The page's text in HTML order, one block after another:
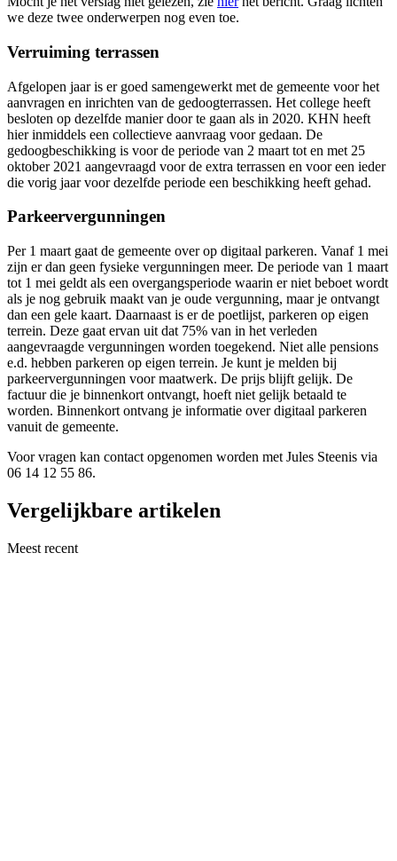
we deze twee onderwerpen nog even toe.
Verruiming terrassen
Afgelopen jaar is er goed samengewerkt met de gemeente voor het
aanvragen en inrichten van de gedoogterrassen. Het college heeft
besloten op dezelfde manier door te gaan als in 2020. KHN heeft
hier inmiddels een collectieve aanvraag voor gedaan. De
gedoogbeschikking is voor de periode van 2 maart tot en met 25
oktober 2021 aangevraagd voor de extra terrassen en voor een ieder
die vorig jaar voor dezelfde periode een beschikking heeft gehad.
Parkeervergunningen
Per 1 maart gaat de gemeente over op digitaal parkeren. Vanaf 1 mei
zijn er dan geen fysieke vergunningen meer. De periode van 1 maart
tot 1 mei geldt als een overgangsperiode waarin er niet beboet wordt
als je nog gebruik maakt van je oude vergunning, maar je ontvangt
dan een gele kaart. Daarnaast is er de poetlijst, parkeren op eigen
terrein. Deze gaat ervan uit dat 75% van in het verleden
aangevraagde vergunningen worden toegekend. Niet alle pensions
e.d. hebben parkeren op eigen terrein. Je kunt je melden bij
parkeervergunningen voor maatwerk. De prijs blijft gelijk. De
factuur die je binnenkort ontvangt, hoeft niet gelijk betaald te
worden. Binnenkort ontvang je informatie over digitaal parkeren
vanuit de gemeente.
Voor vragen kan contact opgenomen worden met Jules Steenis via
06 14 12 55 86.
Vergelijkbare artikelen
Meest recent